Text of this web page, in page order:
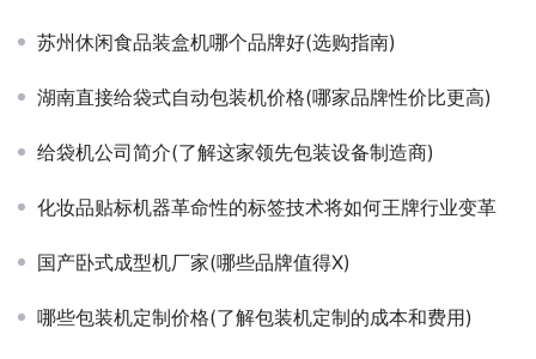
苏州休闲食品装盒机哪个品牌好(选购指南)
湖南直接给袋式自动包装机价格(哪家品牌性价比更高)
给袋机公司简介(了解这家领先包装设备制造商)
化妆品贴标机器革命性的标签技术将如何王牌行业变革
国产卧式成型机厂家(哪些品牌值得X)
哪些包装机定制价格(了解包装机定制的成本和费用)